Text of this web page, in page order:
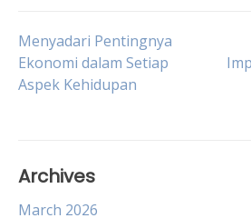
Post
navigation
Menyadari Pentingnya
Ekonomi dalam Setiap
Aspek Kehidupan
Archives
March 2026